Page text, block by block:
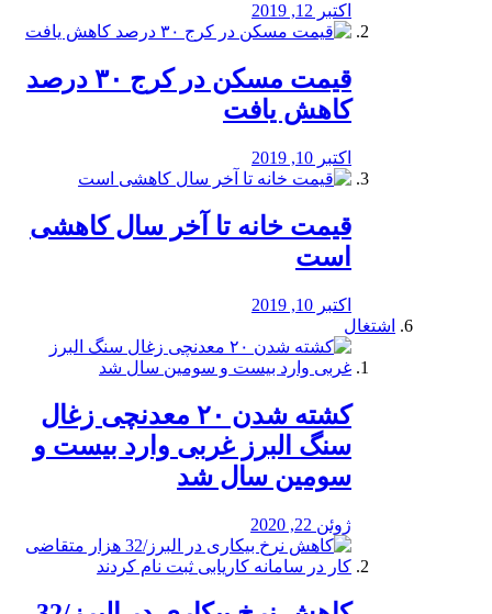
اکتبر 12, 2019
️قیمت مسکن در کرج ۳۰ درصد
کاهش یافت
اکتبر 10, 2019
قیمت خانه تا آخر سال کاهشی
است
اکتبر 10, 2019
اشتغال
کشته شدن ۲۰ معدنچی زغال
سنگ البرز غربی وارد بیست و
سومین سال شد
ژوئن 22, 2020